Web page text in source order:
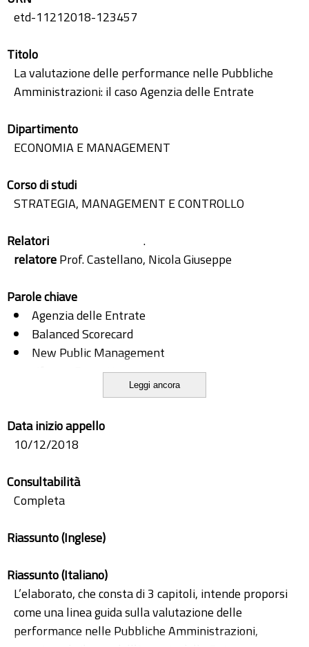
etd-11212018-123457
Titolo
La valutazione delle performance nelle Pubbliche
Amministrazioni: il caso Agenzia delle Entrate
Dipartimento
ECONOMIA E MANAGEMENT
Corso di studi
STRATEGIA, MANAGEMENT E CONTROLLO
Relatori
.
relatoreProf. Castellano, Nicola Giuseppe
Parole chiave
Agenzia delle Entrate
Balanced Scorecard
New Public Management
riforma Brunetta
valutazione performance
Leggi ancora
Data inizio appello
10/12/2018
Consultabilità
Completa
Riassunto (Inglese)
Riassunto (Italiano)
L’elaborato, che consta di 3 capitoli, intende proporsi
come una linea guida sulla valutazione delle
performance nelle Pubbliche Amministrazioni,